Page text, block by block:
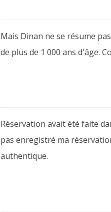
Mais Dinan ne se résume
de plus de 1 000 ans d'âge.
Réservation avait été faite
pas enregistré ma
authentique.